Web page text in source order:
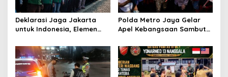
Deklarasi Jaga Jakarta
untuk Indonesia, Elemen
Keamanan dan Persatuan
Polda Metro Jaya Gelar
Apel Kebangsaan Sambut
Republik Indonesia